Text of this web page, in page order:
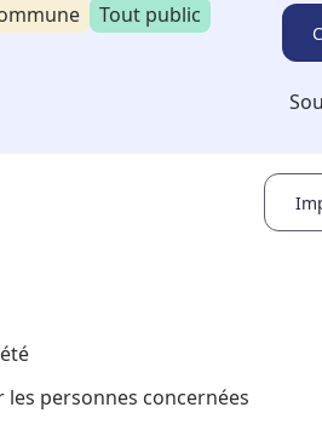
Tout public
personnes concernées